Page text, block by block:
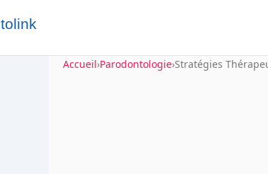
Accueil›Parodontologie›Stratégies